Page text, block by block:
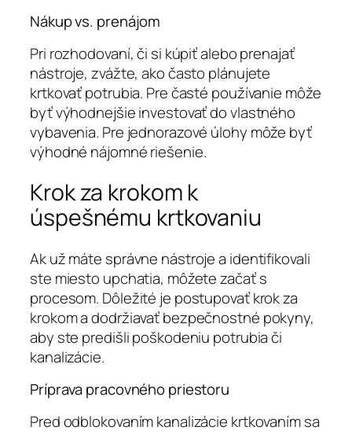
Nákup vs. prenájom
Pri rozhodovaní, či si kúpiť alebo prenajať
nástroje, zvážte, ako často plánujete
krtkovať potrubia. Pre časté používanie môže
byť výhodnejšie investovať do vlastného
vybavenia. Pre jednorazové úlohy môže byť
výhodné nájomné riešenie.
Krok za krokom k
úspešnému krtkovaniu
Ak už máte správne nástroje a identifikovali
ste miesto upchatia, môžete začať s
procesom. Dôležité je postupovať krok za
krokom a dodržiavať bezpečnostné pokyny,
aby ste predišli poškodeniu potrubia či
kanalizácie.
Príprava pracovného priestoru
Pred odblokovaním kanalizácie krtkovaním sa